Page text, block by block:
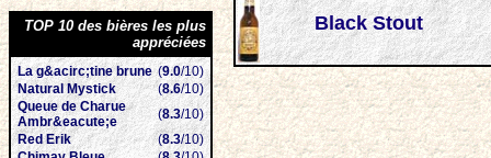
TOP 10 des bières les plus
appréciées
La g&acirc;tine brune (9.0/10)
Natural Mystick
(8.6/10)
Queue de Charue
Ambr&eacute;e
(8.3/10)
Red Erik
(8.3/10)
Black Stout